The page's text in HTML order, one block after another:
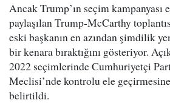
Ancak Trump’ın seçim kampanyası
paylaşılan Trump-McCarthy
eski başkanın en azından şimdilik
bir kenara bıraktığını gösteriyor.
2022 seçimlerinde Cumhuriyetçi
Meclisi’nde kontrolu ele
belirtildi.